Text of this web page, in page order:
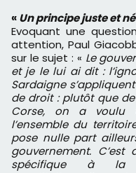
«Un principe juste et
Evoquant une
attention, Paul
sur le sujet : « Le
et je le lui ai dit :
Sardaigne
de droit : plutôt que
Corse, on a voulu
l’ensemble du
pose nulle part
gouvernement.
spécifique à